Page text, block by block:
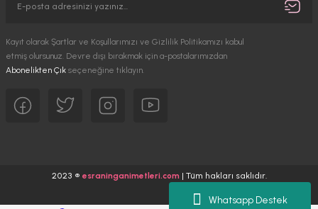
Whatsapp Destek
Kayıt olarak Şartlar ve Koşullarımızı ve Gizlilik Politikamızı kabul
etmiş olursunuz. Devre dışı bırakmak için a-postalarımızdan
Abonelikten Çık seçeneğine tıklayın.
2023 ® esraninganimetleri.com| Tüm hakları saklıdır.